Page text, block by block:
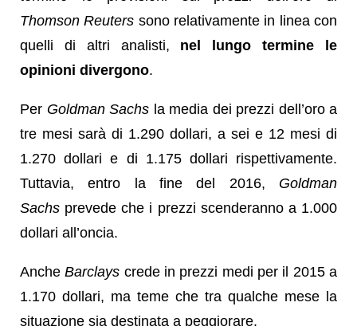
Thomson Reuters sono relativamente in linea con
quelli di altri analisti, nel lungo termine le
opinioni divergono.
Per Goldman Sachs la media dei prezzi dell’oro a
tre mesi sarà di 1.290 dollari, a sei e 12 mesi di
1.270 dollari e di 1.175 dollari rispettivamente.
Tuttavia, entro la fine del 2016, Goldman
Sachs prevede che i prezzi scenderanno a 1.000
dollari all’oncia.
AncheBarclays crede in prezzi medi per il 2015 a
1.170 dollari, ma teme che tra qualche mese la
situazione sia destinata a peggiorare.